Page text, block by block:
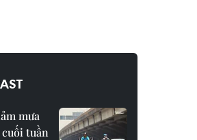
mưa
tuần